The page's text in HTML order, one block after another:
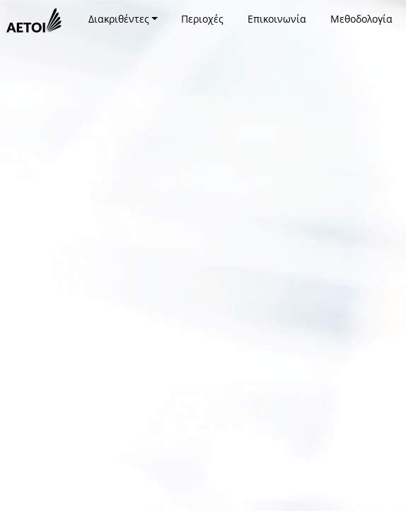
Διακριθέντες Περιοχές Επικοινωνία Μεθοδολογία